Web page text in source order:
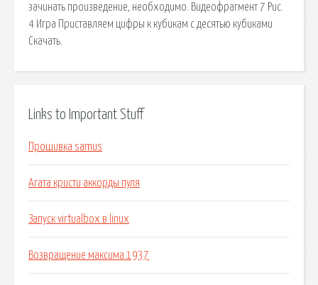
зачинать произведение, необходимо. Видеофрагмент 7 Рис.
4 Игра Приставляем цифры к кубикам с десятью кубиками
Скачать.
Links to Important Stuff
Прошивка samus
Агата кристи аккорды пуля
Запуск virtualbox в linux
Возвращение максима 1937